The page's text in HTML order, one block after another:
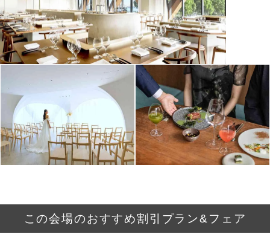
この会場のおすすめ割引プラン&フェア